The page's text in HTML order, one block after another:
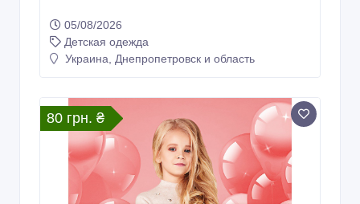
05/08/2026
Детская одежда
Украина, Днепропетровск и область
80 грн. ₴